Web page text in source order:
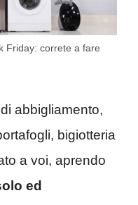
Friday: correte a fare
abbigliamento,
bigiotteria
a voi, aprendo
ed